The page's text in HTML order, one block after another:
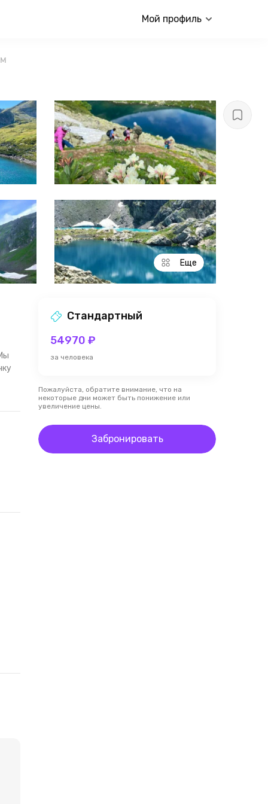
Мой профиль
Еще
Стандартный
54970 ₽
за человека
Пожалуйста, обратите внимание, что на
некоторые дни может быть понижение или
увеличение цены.
Забронировать